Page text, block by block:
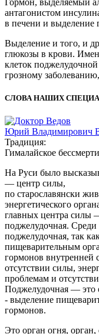
антагонистом
в печени и выделение
Выделение и того, и
глюкозы в крови.
клеток
грозному
СЛОВА НАШИХ
Юрий Владимирович
Традиция:
Гималайское
На Руси было
— центр силы,
по старославянски
энергетического
главных центра силы
поджелудочная.
поджелудочная, так
пищеварительным
гормонов внутренней
отсутствии силы,
проблемам и
Поджелудочная — это
- выделение
гормонов.
Это орган огня,